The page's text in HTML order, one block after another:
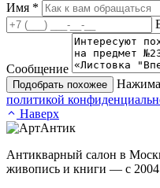
Имя *
Сообщение
Подобрать похожее
политикой
Наверх
Антикварный салон в
живопись и книги — с 2004